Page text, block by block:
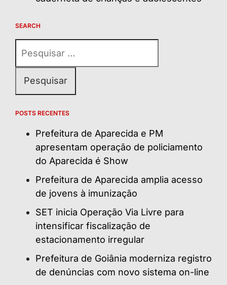
SEARCH
por:
POSTS RECENTES
Prefeitura de Aparecida e PM
apresentam operação de policiamento
do Aparecida é Show
Prefeitura de Aparecida amplia acesso
de jovens à imunização
SET inicia Operação Via Livre para
intensificar fiscalização de
estacionamento irregular
Prefeitura de Goiânia moderniza registro
de denúncias com novo sistema on-line